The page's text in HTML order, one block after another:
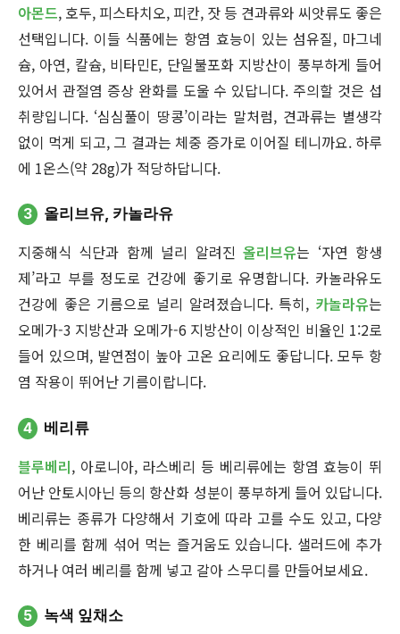
아몬드, 호두, 피스타치오, 피칸, 잣 등 견과류와 씨앗류도 좋은
선택입니다. 이들 식품에는 항염 효능이 있는 섬유질, 마그네
슘, 아연, 칼슘, 비타민E, 단일불포화 지방산이 풍부하게 들어
있어서 관절염 증상 완화를 도울 수 있답니다. 주의할 것은 섭
취량입니다. ‘심심풀이 땅콩’이라는 말처럼, 견과류는 별생각
없이 먹게 되고, 그 결과는 체중 증가로 이어질 테니까요. 하루
에 1온스(약 28g)가 적당하답니다.
3 올리브유, 카놀라유
지중해식 식단과 함께 널리 알려진올리브유는 ‘자연 항생
제’라고 부를 정도로 건강에 좋기로 유명합니다. 카놀라유도
건강에 좋은 기름으로 널리 알려졌습니다. 특히, 카놀라유는
오메가-3 지방산과 오메가-6 지방산이 이상적인 비율인 1:2로
들어 있으며, 발연점이 높아 고온 요리에도 좋답니다. 모두 항
염 작용이 뛰어난 기름이랍니다.
4 베리류
블루베리, 아로니아, 라스베리 등 베리류에는 항염 효능이 뛰
어난 안토시아닌 등의 항산화 성분이 풍부하게 들어 있답니다.
베리류는 종류가 다양해서 기호에 따라 고를 수도 있고, 다양
한 베리를 함께 섞어 먹는 즐거움도 있습니다. 샐러드에 추가
하거나 여러 베리를 함께 넣고 갈아 스무디를 만들어보세요.
5 녹색 잎채소